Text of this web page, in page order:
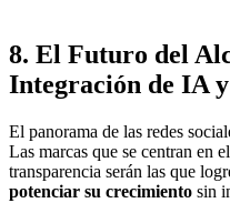
8. El Futuro del
Integración de IA
El panorama de las redes
Las marcas que se centran en
transparencia serán las que
potenciar su crecimiento sin